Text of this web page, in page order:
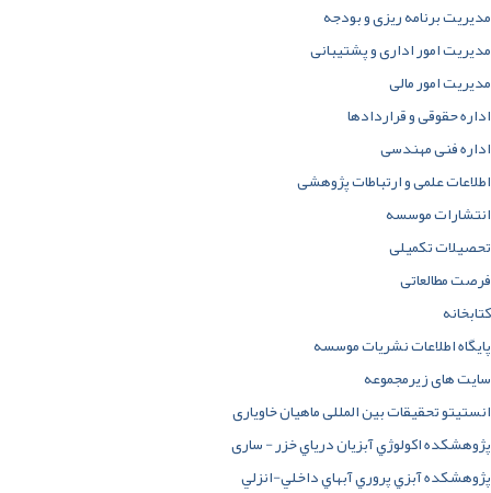
مدیریت برنامه ریزی و بودجه
مدیریت امور اداری‌ و پشتیبانی
مدیریت امور مالی
اداره حقوقی و قراردادها
اداره فنی مهندسی
اطلاعات علمی و ارتباطات پژوهشی
انتشارات موسسه
تحصیلات تکمیلی
فرصت مطالعاتی
کتابخانه
پایگاه اطلاعات نشریات موسسه
سایت های زیرمجموعه
انستیتو تحقیقات بین المللی ماهیان خاویاری
پژوهشکده اکولوژي آبزيان درياي خزر - ساری
پژوهشکده آبزي پروري آبهاي داخلي-انزلي